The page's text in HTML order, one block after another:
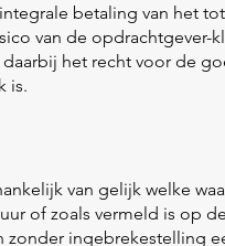
betaling van het
van de
het recht voor de
is.
van gelijk welke
of zoals vermeld is op
zonder ingebrekestelling